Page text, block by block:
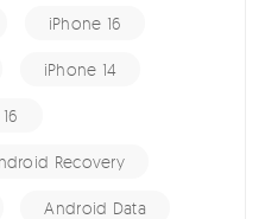
iPhone 16
iPhone 14
Recovery
Android Data